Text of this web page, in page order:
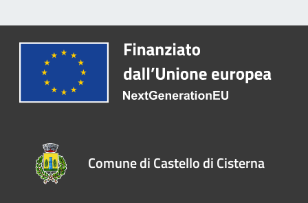
Comune di Castello di Cisterna